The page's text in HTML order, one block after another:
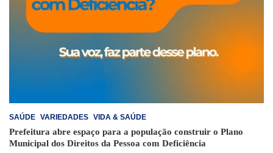
SAÚDE VARIEDADES VIDA & SAÚDE
Prefeitura abre espaço para a população construir o Plano
Municipal dos Direitos da Pessoa com Deficiência